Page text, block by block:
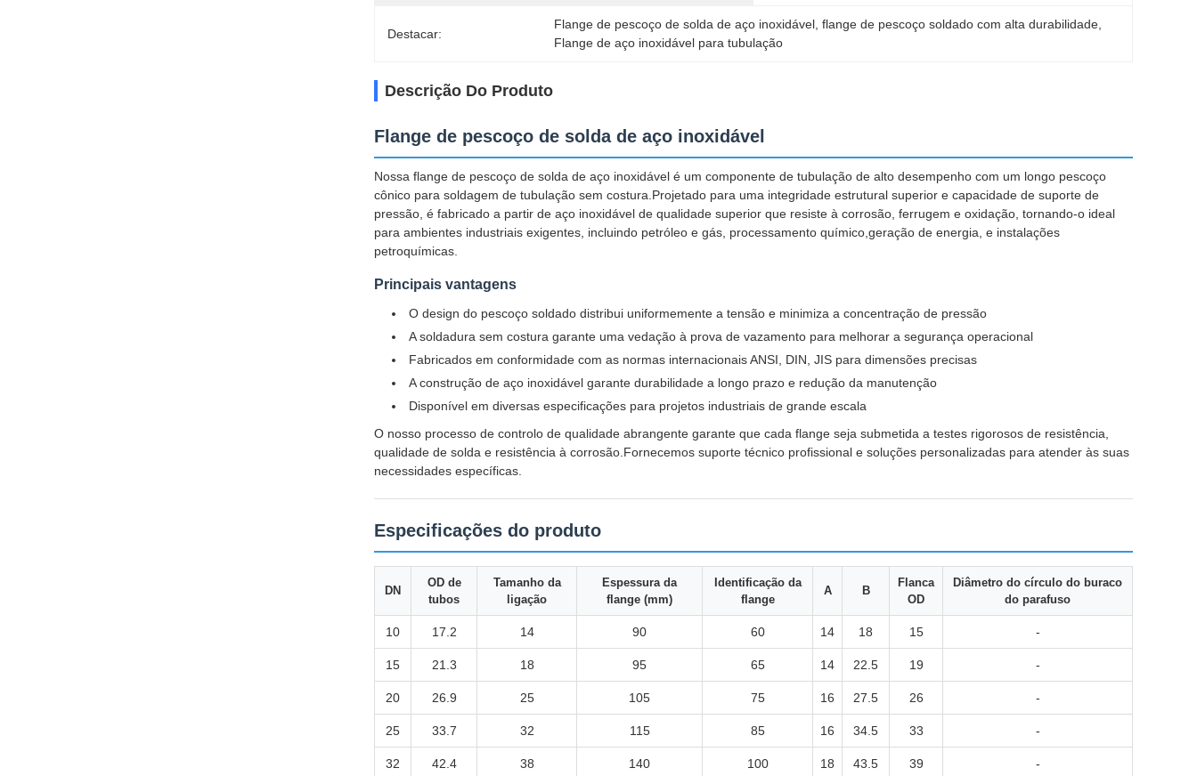
Destacar:
Flange de pescoço de solda de aço inoxidável , flange de pescoço soldado com alta durabilidade
Flange de aço inoxidável para tubulação
Descrição Do Produto
Flange de pescoço de solda de aço inoxidável
Nossa flange de pescoço de solda de aço inoxidável é um componente de tubulação de alto desempenho com um longo pescoço
cônico para soldagem de tubulação sem costura.Projetado para uma integridade estrutural superior e capacidade de suporte de
pressão, é fabricado a partir de aço inoxidável de qualidade superior que resiste à corrosão, ferrugem e oxidação, tornando-o ideal
para ambientes industriais exigentes, incluindo petróleo e gás, processamento químico,geração de energia, e instalações
petroquímicas.
Principais vantagens
O design do pescoço soldado distribui uniformemente a tensão e minimiza a concentração de pressão
A soldadura sem costura garante uma vedação à prova de vazamento para melhorar a segurança operacional
Fabricados em conformidade com as normas internacionais ANSI, DIN, JIS para dimensões precisas
A construção de aço inoxidável garante durabilidade a longo prazo e redução da manutenção
Disponível em diversas especificações para projetos industriais de grande escala
O nosso processo de controlo de qualidade abrangente garante que cada flange seja submetida a testes rigorosos de resistência,
qualidade de solda e resistência à corrosão.Fornecemos suporte técnico profissional e soluções personalizadas para atender às suas
necessidades específicas.
Especificações do produto
DN
OD de
tubos
Tamanho da
ligação
Espessura da
flange (mm)
Identificação da
flange
A B
Flanca
OD
Diâmetro do círculo do buraco
do parafuso
10 17.2 14 90 60 14 18 15 -
15 21.3 18 95 65 14 22.5 19 -
20 26.9 25 105 75 16 27.5 26 -
25 33.7 32 115 85 16 34.5 33 -
32 42.4 38 140 100 18 43.5 39 -